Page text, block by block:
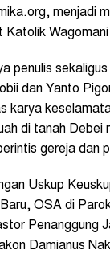
menjadi
Katolik
penulis
dan Yanto
karya
di tanah Debei
gereja dan
Uskup
OSA di
Penanggung
Damianus